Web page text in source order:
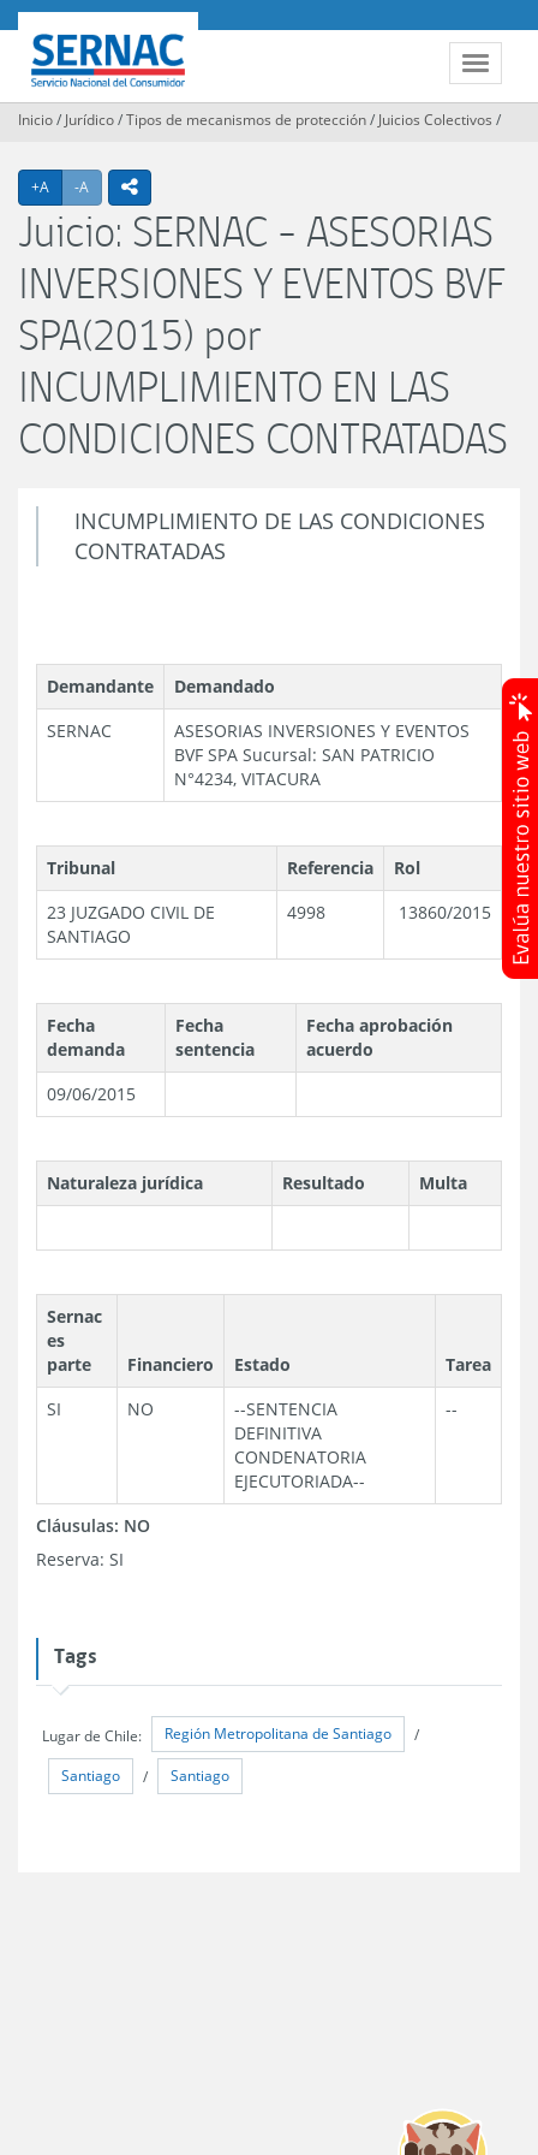
Contenido
principal
Toggle
SERNAC
Inicio/ Jurídico/Tipos de mecanismos de protección/ Juicios Colectivos /
+A Agrandar texto
-A Achicar textoicono compartir
Juicio: SERNAC - ASESORIAS
INVERSIONES Y EVENTOS BVF
SPA(2015) por
INCUMPLIMIENTO EN LAS
CONDICIONES CONTRATADAS
INCUMPLIMIENTO DE LAS CONDICIONES
CONTRATADAS
Demandante
Demandado
SERNAC
ASESORIAS INVERSIONES Y EVENTOS
BVF SPA Sucursal: SAN PATRICIO
N°4234, VITACURA
Tribunal Referencia
Rol
23 JUZGADO CIVIL DE
SANTIAGO
4998 13860/2015
Fecha
demanda
Fecha
sentencia
Fecha aprobación
acuerdo
09/06/2015
Naturaleza jurídica Resultado Multa
Sernac
es
parte
Financiero Estado
Tarea
SI
NO --SENTENCIA
DEFINITIVA
CONDENATORIA
EJECUTORIADA--
--
Cláusulas: NO
Reserva: SI
Tags
Lugar de Chile: Región Metropolitana de Santiago /
Santiago / Santiago